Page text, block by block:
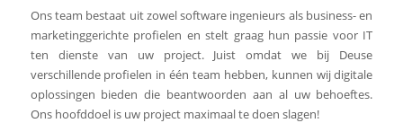
Ons team bestaat uit zowel software ingenieurs als business- en
marketinggerichte profielen en stelt graag hun passie voor IT
ten dienste van uw project. Juist omdat we bij Deuse
verschillende profielen in één team hebben, kunnen wij digitale
oplossingen bieden die beantwoorden aan al uw behoeftes.
Ons hoofddoel is uw project maximaal te doen slagen!